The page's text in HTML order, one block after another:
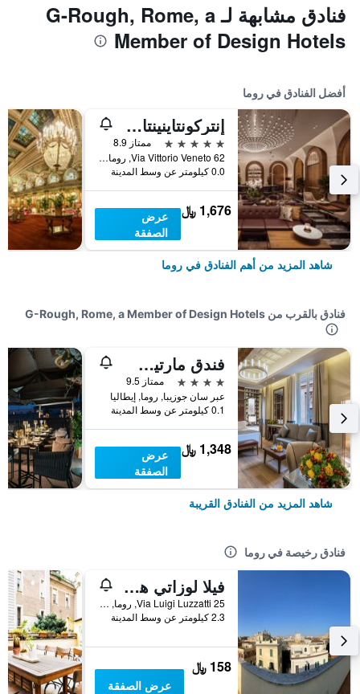
فنادق مشابهة لـ G-Rough, Rome, a
Member of Design Hotels
أفضل الفنادق في روما
إنتركونتاينينتال روم أمباسشياتوري بالاس باي آيتش جي
5 نجوم
ممتاز 8.9
Via Vittorio Veneto 62, روما, إيطاليا
0.0 كيلومتر عن وسط المدينة
1,676 ﷼
عرض
الصفقة
شاهد المزيد من أهم الفنادق في روما
فنادق بالقرب من G-Rough, Rome, a Member of Design Hotels
فندق مارتيس بالاس
4 نجوم
ممتاز 9.5
عبر سان جوزيبا, روما, إيطاليا
0.1 كيلومتر عن وسط المدينة
1,348 ﷼
عرض
الصفقة
شاهد المزيد من الفنادق القريبة
فنادق رخيصة في روما
فيلا لوزاتي هوستل
25 Via Luigi Luzzatti, روما, إيطاليا
2.3 كيلومتر عن وسط المدينة
158 ﷼
عرض الصفقة